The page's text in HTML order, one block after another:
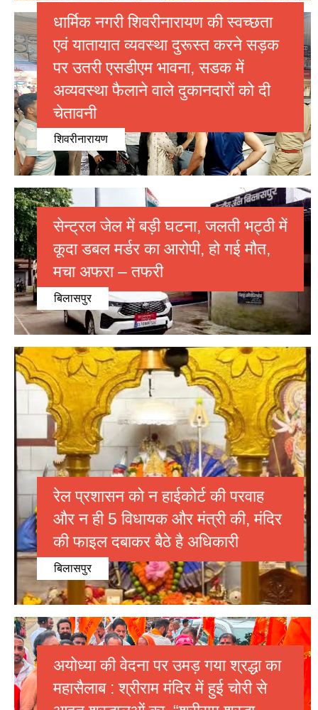
धार्मिक नगरी शिवरीनारायण की स्वच्छता
एवं यातायात व्यवस्था दुरूस्त करने सड़क
पर उतरी एसडीएम भावना, सडक में
अव्यवस्था फैलाने वाले दुकानदारों को दी
चेतावनी
शिवरीनारायण
सेन्ट्रल जेल में बड़ी घटना, जलती भट्ठी में
कूदा डबल मर्डर का आरोपी, हो गई मौत,
मचा अफरा – तफरी
बिलासपुर
रेल प्रशासन को न हाईकोर्ट की परवाह
और न ही 5 विधायक और मंत्री की, मंदिर
की फाइल दबाकर बैठे है अधिकारी
बिलासपुर
अयोध्या की वेदना पर उमड़ गया श्रद्धा का
महासैलाब : श्रीराम मंदिर में हुई चोरी से